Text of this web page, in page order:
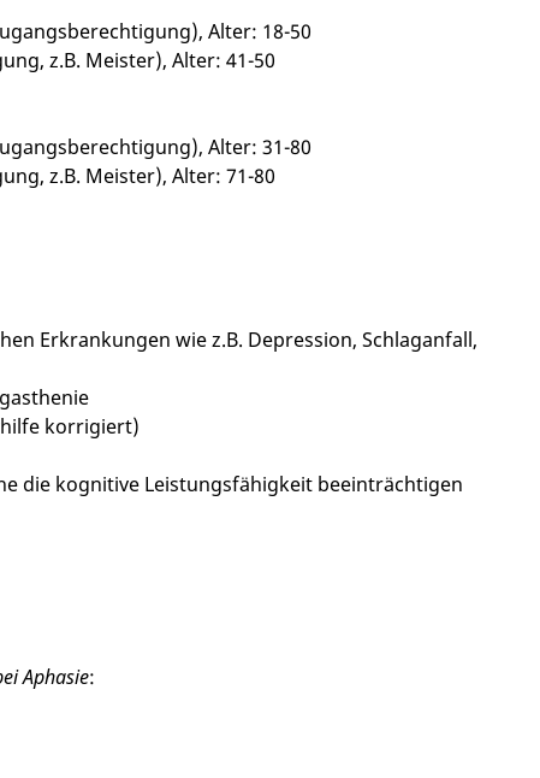
Alter: 18-50
z.B. Meister), Alter: 41-50
Alter: 31-80
z.B. Meister), Alter: 71-80
Erkrankungen wie z.B. Depression, Schlaganfall,
korrigiert)
die kognitive Leistungsfähigkeit beeinträchtigen
Aphasie: